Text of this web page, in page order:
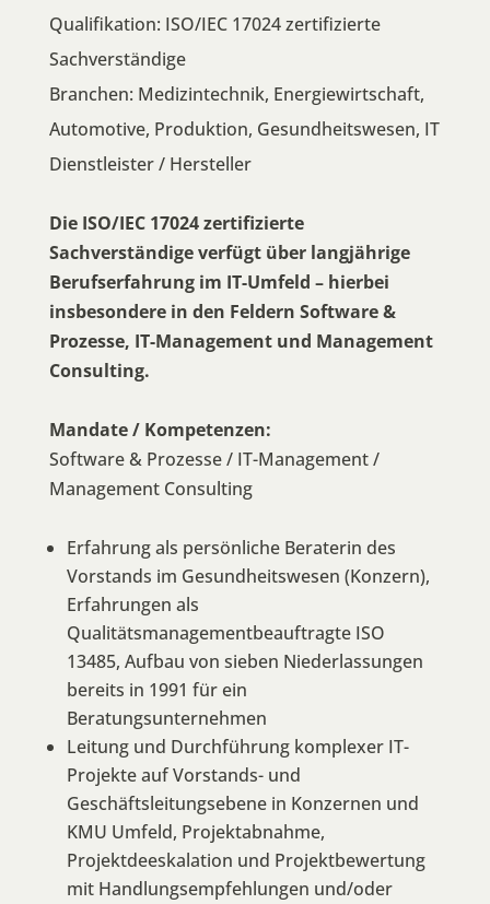
Qualifikation: ISO/IEC 17024 zertifizierte
Sachverständige
Branchen: Medizintechnik, Energiewirtschaft,
Automotive, Produktion, Gesundheitswesen, IT
Dienstleister / Hersteller
Die ISO/IEC 17024 zertifizierte
Sachverständige verfügt über langjährige
Berufserfahrung im IT-Umfeld – hierbei
insbesondere in den Feldern Software &
Prozesse, IT-Management und Management
Consulting.
Mandate / Kompetenzen:
Software & Prozesse / IT-Management /
Management Consulting
Erfahrung als persönliche Beraterin des
Vorstands im Gesundheitswesen (Konzern),
Erfahrungen als
Qualitätsmanagementbeauftragte ISO
13485, Aufbau von sieben Niederlassungen
bereits in 1991 für ein
Beratungsunternehmen
Leitung und Durchführung komplexer IT-
Projekte auf Vorstands- und
Geschäftsleitungsebene in Konzernen und
KMU Umfeld, Projektabnahme,
Projektdeeskalation und Projektbewertung
mit Handlungsempfehlungen und/oder